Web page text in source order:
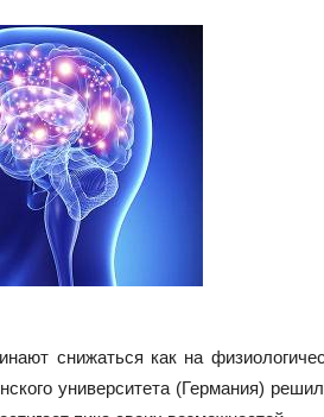
снижаться как на
университета (Германия)